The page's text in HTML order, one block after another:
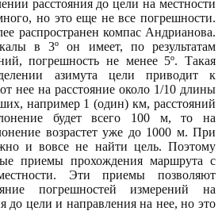
расстояния до цели на местности
но это еще не все погрешности.
распространен компас Андрианова.
в 3º он имеет, по результатам
погрешность не менее 5º. Такая
азимута цели приводит к
нее на расстояние около 1/10 длины
например 1 (один) км, расстояний
будет всего 100 м, то на
возрастет уже до 1000 м. При
и вовсе не найти цель. Поэтому
приемы прохождения маршрута с
Эти приемы позволяют
погрешностей измерений на
до цели и направления на нее, но это